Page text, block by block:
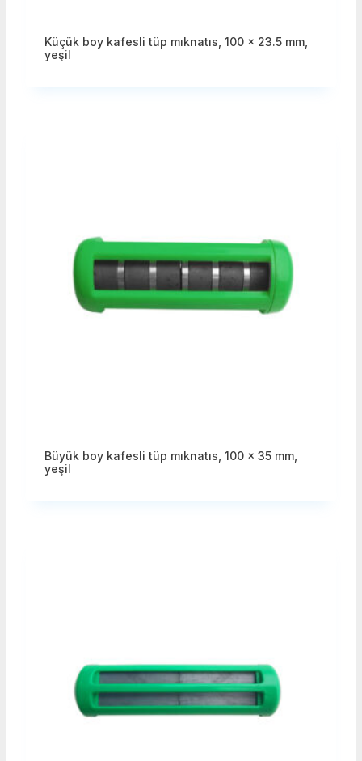
Küçük boy kafesli tüp mıknatıs, 100 x 23.5 mm,
yeşil
Büyük boy kafesli tüp mıknatıs, 100 x 35 mm,
yeşil